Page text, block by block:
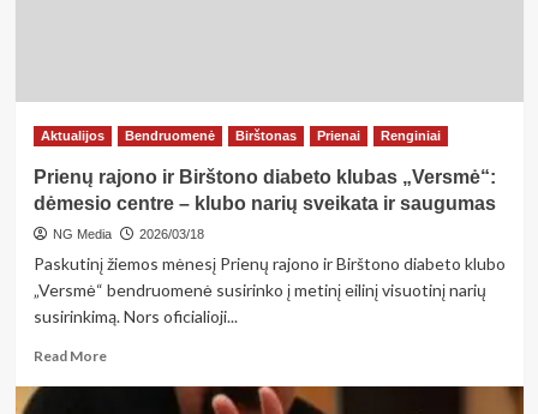
Aktualijos Bendruomenė Birštonas Prienai Renginiai
Prienų rajono ir Birštono diabeto klubas „Versmė“:
dėmesio centre – klubo narių sveikata ir saugumas
NG Media 2026/03/18
Paskutinį žiemos mėnesį Prienų rajono ir Birštono diabeto klubo
„Versmė“ bendruomenė susirinko į metinį eilinį visuotinį narių
susirinkimą. Nors oficialioji...
Read MoreRead